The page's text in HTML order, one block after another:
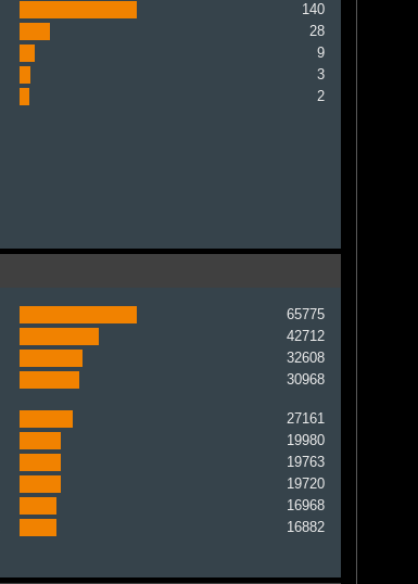
140
28
9
3
2
65775
42712
32608
30968
27161
19980
19763
19720
16968
16882